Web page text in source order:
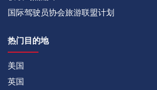
国际驾驶员协会旅游联盟计划
热门目的地
美国
英国